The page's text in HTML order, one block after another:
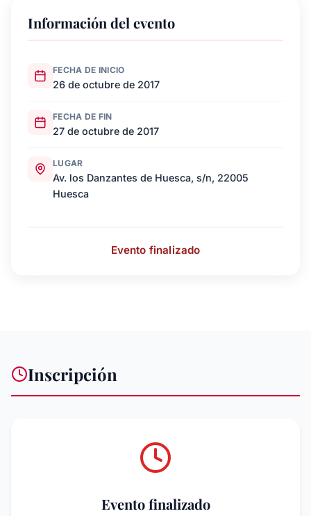
Información del evento
FECHA DE INICIO
26 de octubre de 2017
FECHA DE FIN
27 de octubre de 2017
LUGAR
Av. los Danzantes de Huesca, s/n, 22005
Huesca
Evento finalizado
Inscripción
Evento finalizado